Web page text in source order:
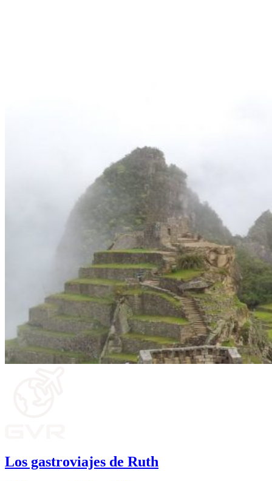
Los gastroviajes de Ruth